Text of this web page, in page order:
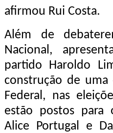
afirmou Rui Costa.
Além de
Nacional,
partido Haroldo
construção de uma
Federal, nas
estão postos para
Alice Portugal e